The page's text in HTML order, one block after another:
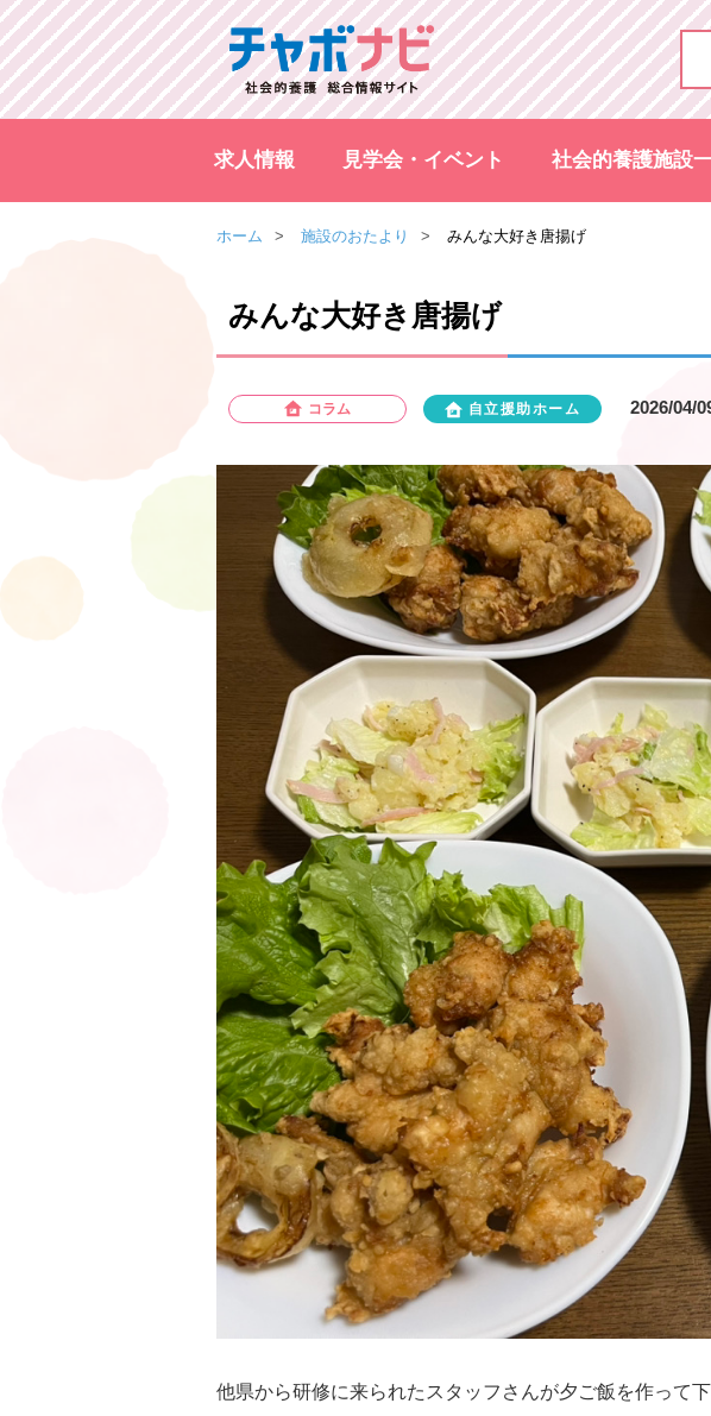
求人情報 見学会・イベント 社会的養護施設
ホーム 施設のおたより みんな大好き唐揚げ
みんな大好き唐揚げ
コラム 自立援助ホーム 2026/04/
他県から研修に来られたスタッフさんが夕ご飯を作って